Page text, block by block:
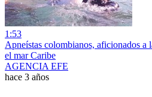
1:53
Apneístas colombianos, aficionados a
el mar Caribe
AGENCIA EFE
hace 3 años